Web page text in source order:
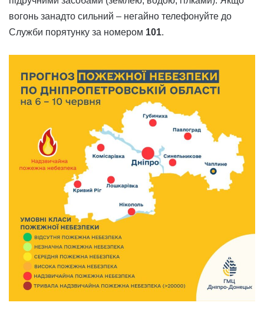
вогонь занадто сильний – негайно телефонуйте до
Служби порятунку за номером 101.